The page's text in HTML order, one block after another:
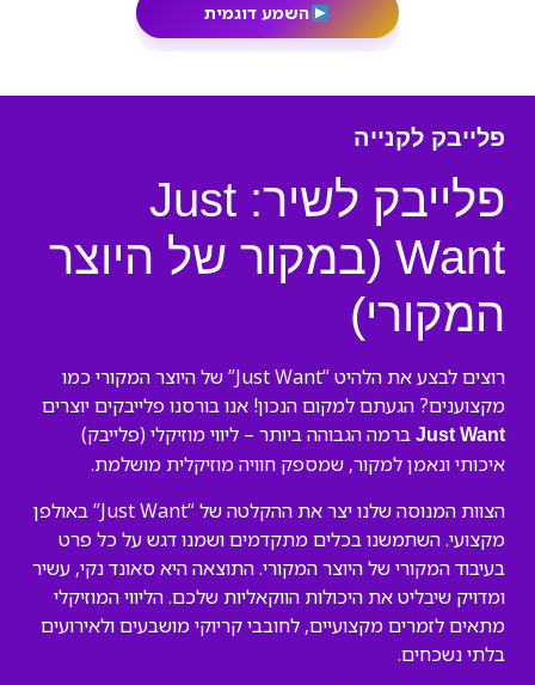
השמע דוגמית
פלייבק לקנייה
פלייבק לשיר: Just
Want (במקור של היוצר
המקורי)
רוצים לבצע את הלהיט “Just Want” של היוצר המקורי כמו
מקצוענים? הגעתם למקום הנכון! אנו בורסנו פלייבקים יוצרים
Just Want ברמה הגבוהה ביותר – ליווי מוזיקלי (פלייבק)
איכותי ונאמן למקור, שמספק חוויה מוזיקלית מושלמת.
הצוות המנוסה שלנו יצר את ההקלטה של “Just Want” באולפן
מקצועי. השתמשנו בכלים מתקדמים ושמנו דגש על כל פרט
בעיבוד המקורי של היוצר המקורי. התוצאה היא סאונד נקי, עשיר
ומדויק שיבליט את היכולות הווקאליות שלכם. הליווי המוזיקלי
מתאים לזמרים מקצועיים, לחובבי קריוקי מושבעים ולאירועים
בלתי נשכחים.